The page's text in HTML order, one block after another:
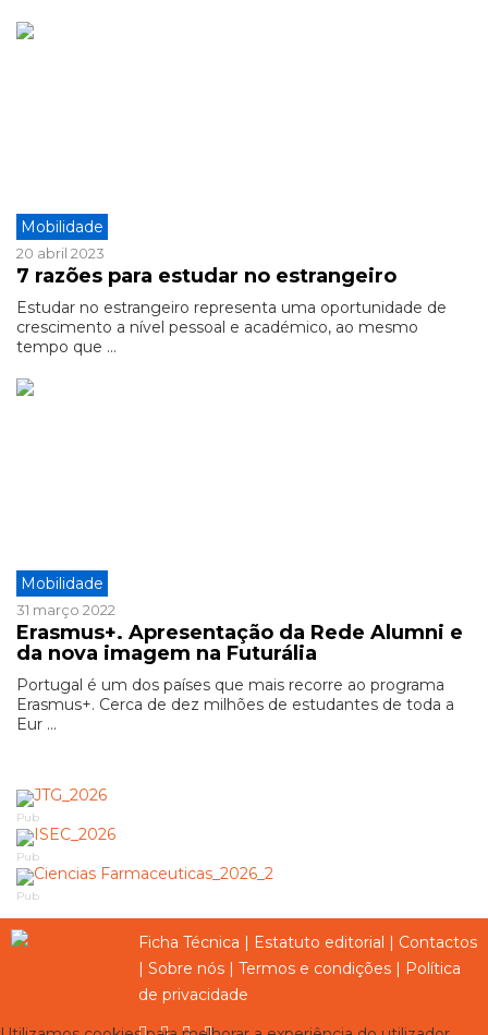
Mobilidade
20 abril 2023
7 razões para estudar no estrangeiro
Estudar no estrangeiro representa uma oportunidade de
crescimento a nível pessoal e académico, ao mesmo
tempo que ...
Mobilidade
31 março 2022
Erasmus+. Apresentação da Rede Alumni e
da nova imagem na Futurália
Portugal é um dos países que mais recorre ao programa
Erasmus+. Cerca de dez milhões de estudantes de toda a
Eur ...
Pub
Pub
Pub
Ficha Técnica | Estatuto editorial | Contactos
| Sobre nós | Termos e condições | Política
de privacidade